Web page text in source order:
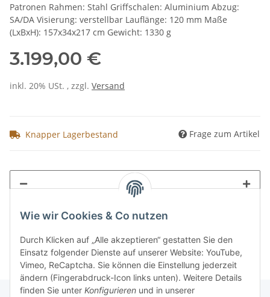
Wie wir Cookies & Co nutzen
Durch Klicken auf „Alle akzeptieren“ gestatten Sie den
Einsatz folgender Dienste auf unserer Website: YouTube,
Vimeo, ReCaptcha. Sie können die Einstellung jederzeit
ändern (Fingerabdruck-Icon links unten). Weitere Details
finden Sie unter Konfigurieren und in unserer
Patronen Rahmen: Stahl Griffschalen: Aluminium Abzug:
SA/DA Visierung: verstellbar Lauflänge: 120 mm Maße
(LxBxH): 157x34x217 cm Gewicht: 1330 g
3.199,00 €
inkl. 20% USt. , zzgl. Versand
Knapper Lagerbestand Frage zum Artikel